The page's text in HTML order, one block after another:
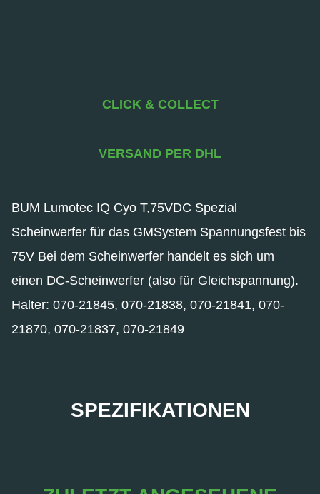
CLICK & COLLECT
VERSAND PER DHL
BUM Lumotec IQ Cyo T,75VDC Spezial
Scheinwerfer für das GMSystem Spannungsfest bis
75V Bei dem Scheinwerfer handelt es sich um
einen DC-Scheinwerfer (also für Gleichspannung).
Halter: 070-21845, 070-21838, 070-21841, 070-
21870, 070-21837, 070-21849
SPEZIFIKATIONEN